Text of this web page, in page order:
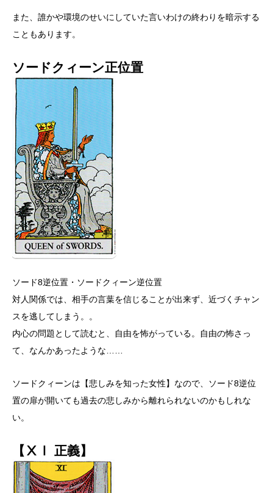
また、誰かや環境のせいにしていた言いわけの終わりを暗示する
こともあります。
ソードクィーン正位置
ソード8逆位置・ソードクィーン逆位置
対人関係では、相手の言葉を信じることが出来ず、近づくチャン
スを逃してしまう。。
内心の問題として読むと、自由を怖がっている。自由の怖さっ
て、なんかあったような……
ソードクィーンは【悲しみを知った女性】なので、ソード8逆位
置の扉が開いても過去の悲しみから離れられないのかもしれな
い。
【ⅩⅠ 正義】